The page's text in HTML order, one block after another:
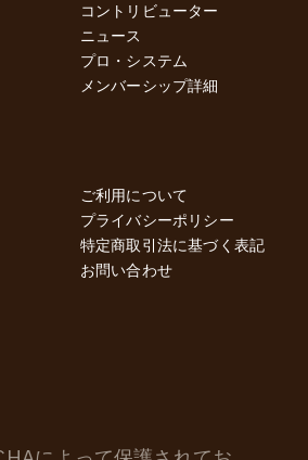
コントリビューター
ニュース
プロ・システム
メンバーシップ詳細
ご利用について
プライバシーポリシー
特定商取引法に基づく表記
お問い合わせ